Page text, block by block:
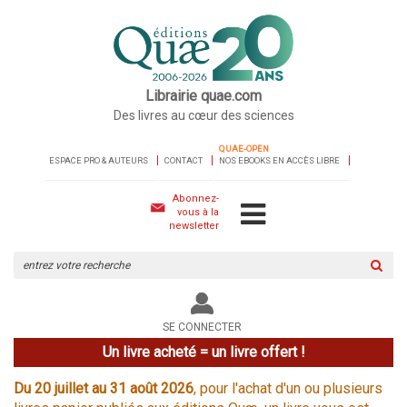
Librairie quae.com
Des livres au cœur des sciences
ESPACE PRO & AUTEURS CONTACT
QUAE-OPEN
NOS EBOOKS EN ACCÈS LIBRE
Abonnez-
vous à la
newsletter
le
site
SE CONNECTER
Un livre acheté = un livre offert !
Du 20 juillet au 31 août 2026, pour l'achat d'un ou plusieurs